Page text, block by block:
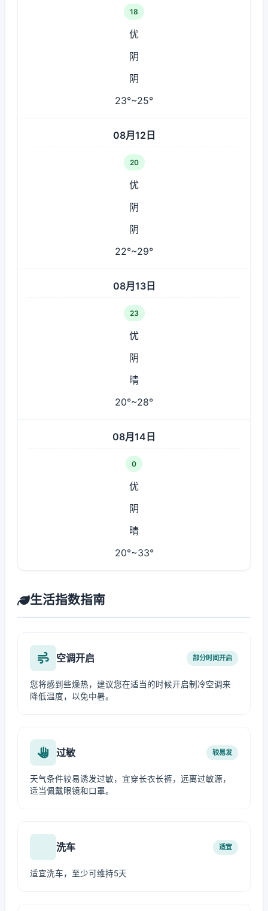
18
优
阴
阴
23°~25°
08月12日
20
优
阴
阴
22°~29°
08月13日
23
优
阴
晴
20°~28°
08月14日
0
优
阴
晴
20°~33°
生活指数指南
空调开启 部分时间开启
您将感到些燥热，建议您在适当的时候开启制冷空调来
降低温度，以免中暑。
过敏 较易发
天气条件较易诱发过敏，宜穿长衣长裤，远离过敏源，
适当佩戴眼镜和口罩。
洗车 适宜
适宜洗车，至少可维持5天